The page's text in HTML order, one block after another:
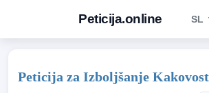
Peticija.online SL
Peticija za Izboljšanje